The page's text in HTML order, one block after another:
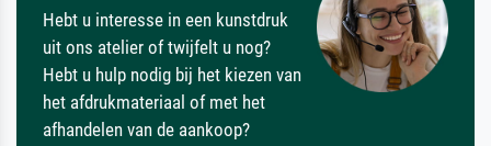
Hebt u interesse in een kunstdruk
uit ons atelier of twijfelt u nog?
Hebt u hulp nodig bij het kiezen van
het afdrukmateriaal of met het
afhandelen van de aankoop?